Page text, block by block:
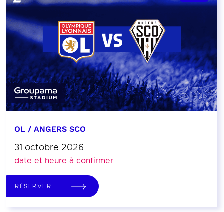
OL / ANGERS SCO
31 octobre 2026
date et heure à confirmer
RÉSERVER